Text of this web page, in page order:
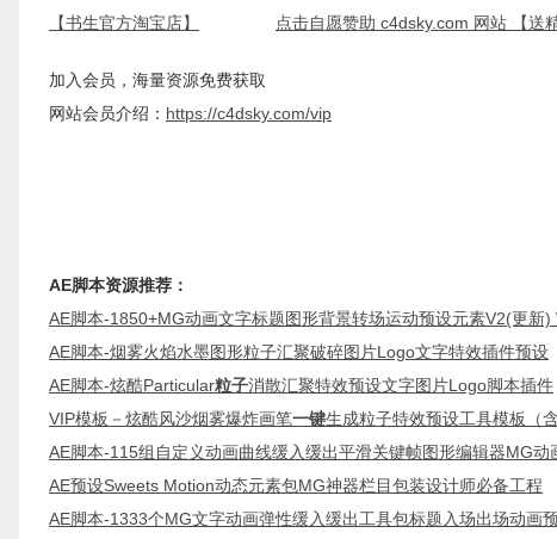
【书生官方淘宝店】 点击自愿赞助 c4dsky.com 网站 【送
加入会员，海量资源免费获取
网站会员介绍： https://c4dsky.com/vip
AE脚本资源推荐：
AE脚本-1850+MG动画文字标题图形背景转场运动预设元素V2(更新)
AE脚本-烟雾火焰水墨图形粒子汇聚破碎图片Logo文字特效插件预设
AE脚本-炫酷Particular粒子消散汇聚特效预设文字图片Logo脚本插件
VIP模板－炫酷风沙烟雾爆炸画笔一键生成粒子特效预设工具模板（
AE脚本-115组自定义动画曲线缓入缓出平滑关键帧图形编辑器MG动
AE预设Sweets Motion动态元素包MG神器栏目包装设计师必备工程
AE脚本-1333个MG文字动画弹性缓入缓出工具包标题入场出场动画